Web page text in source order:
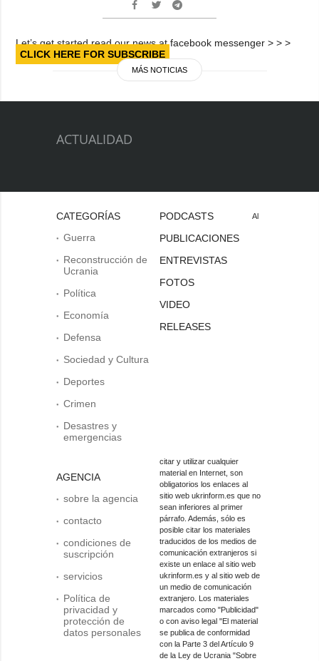
Let’s get started read our news at facebook messenger > > >
CLICK HERE FOR SUBSCRIBE
MÁS NOTICIAS
ACTUALIDAD
CATEGORÍAS
Guerra
Reconstrucción de
Ucrania
Política
Economía
Defensa
Sociedad y Cultura
Deportes
Crimen
Desastres y
emergencias
AGENCIA
sobre la agencia
contacto
condiciones de
suscripción
servicios
Política de
privacidad y
protección de
datos personales
PODCASTS
PUBLICACIONES
ENTREVISTAS
FOTOS
VIDEO
RELEASES
Al
citar y utilizar cualquier
material en Internet, son
obligatorios los enlaces al
sitio web ukrinform.es que no
sean inferiores al primer
párrafo. Además, sólo es
posible citar los materiales
traducidos de los medios de
comunicación extranjeros si
existe un enlace al sitio web
ukrinform.es y al sitio web de
un medio de comunicación
extranjero. Los materiales
marcados como "Publicidad"
o con aviso legal "El material
se publica de conformidad
con la Parte 3 del Artículo 9
de la Ley de Ucrania "Sobre